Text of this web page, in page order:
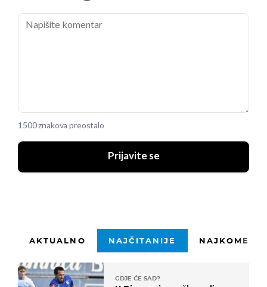
1500 znakova preostalo
Prijavite se
AKTUALNO NAJČITANIJE
GDJE ĆE SAD?